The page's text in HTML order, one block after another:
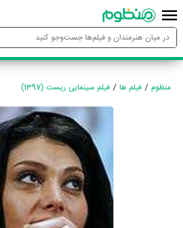
منظوم فیلم ها فیلم سینمایی ریست (1397)